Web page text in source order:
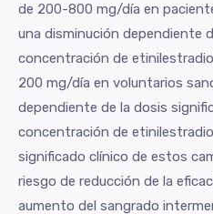
de 200-800 mg/día en
una disminución dependiente
concentración de
200 mg/día en voluntarios
dependiente de la dosis
concentración de
significado clínico de estos
riesgo de reducción de la
aumento del sangrado